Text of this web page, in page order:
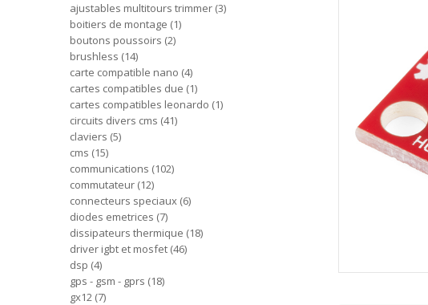
ajustables multitours trimmer 3
boitiers de montage 1
boutons poussoirs 2
brushless 14
carte compatible nano 4
cartes compatibles due 1
cartes compatibles leonardo 1
circuits divers cms 41
claviers 5
cms 15
communications 102
commutateur 12
connecteurs speciaux 6
diodes emetrices 7
dissipateurs thermique 18
driver igbt et mosfet 46
dsp 4
gps - gsm - gprs 18
gx12 7